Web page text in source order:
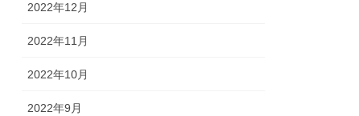
2022年12月
2022年11月
2022年10月
2022年9月